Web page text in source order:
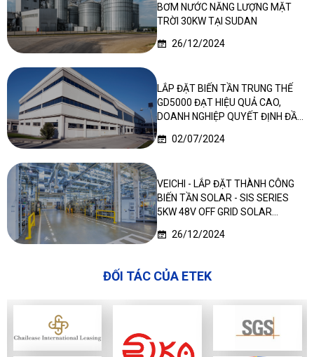
BƠM NƯỚC NĂNG LƯỢNG MẶT
TRỜI 30KW TẠI SUDAN
26/12/2024
LẮP ĐẶT BIẾN TẦN TRUNG THẾ
GD5000 ĐẠT HIỆU QUẢ CAO,
DOANH NGHIỆP QUYẾT ĐỊNH ĐẦU
02/07/2024
VEICHI - LẮP ĐẶT THÀNH CÔNG
BIẾN TẦN SOLAR - SIS SERIES
5KW 48V OFF GRID SOLAR
26/12/2024
ĐỐI TÁC CỦA ETEK